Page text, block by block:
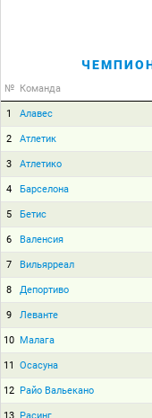
№ Команда
1 Алавес
2 Атлетик
3 Атлетико
4 Барселона
5 Бетис
6 Валенсия
7 Вильярреал
8 Депортиво
9 Леванте
10 Малага
11 Осасуна
12 Райо Вальекано